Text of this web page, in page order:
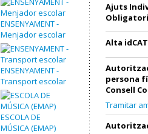
ENSENYAMENT -
Menjador escolar
ENSENYAMENT -
Transport escolar
ESCOLA DE
MÚSICA (EMAP)
Ajuts
Obligatori
Alta
persona
Consell
Tramitar